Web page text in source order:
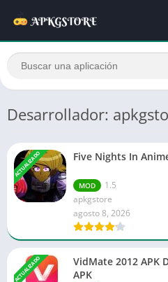
Desarrollador:
ACTUALIZADO Five Nights In
MOD
1.5
apkgstore
agosto 8, 2026
ACTUALIZADO
VidMate 2012 APK Descargar Versión antigua
APK